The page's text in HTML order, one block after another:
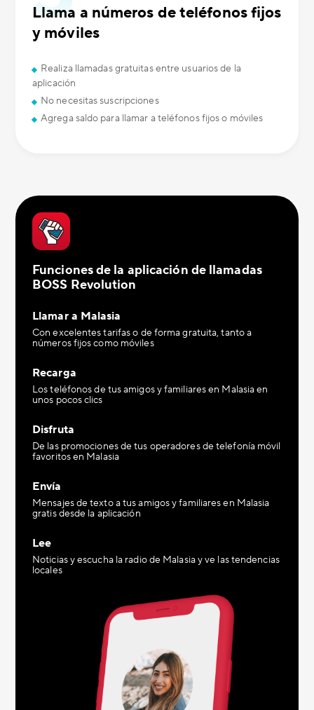
Llama a números de teléfonos fijos
y móviles
Realiza llamadas gratuitas entre usuarios de la
aplicación
No necesitas suscripciones
Agrega saldo para llamar a teléfonos fijos o móviles
Funciones de la aplicación de llamadas
BOSS Revolution
Llamar a Malasia
Con excelentes tarifas o de forma gratuita, tanto a
números fijos como móviles
Recarga
Los teléfonos de tus amigos y familiares en Malasia en
unos pocos clics
Disfruta
De las promociones de tus operadores de telefonía móvil
favoritos en Malasia
Envía
Mensajes de texto a tus amigos y familiares en Malasia
gratis desde la aplicación
Lee
Noticias y escucha la radio de Malasia y ve las tendencias
locales